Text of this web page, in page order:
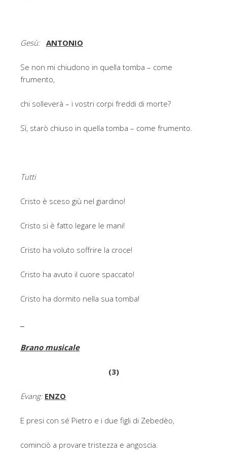
Gesù: ANTONIO
Se non mi chiudono in quella tomba – come
frumento,
chi solleverà – i vostri corpi freddi di morte?
Sì, starò chiuso in quella tomba – come frumento.
Tutti
Cristo è sceso giù nel giardino!
Cristo si è fatto legare le mani!
Cristo ha voluto soffrire la croce!
Cristo ha avuto il cuore spaccato!
Cristo ha dormito nella sua tomba!
Brano musicale
(3)
Evang: ENZO
E presi con sé Pietro e i due figli di Zebedèo,
cominciò a provare tristezza e angoscia.